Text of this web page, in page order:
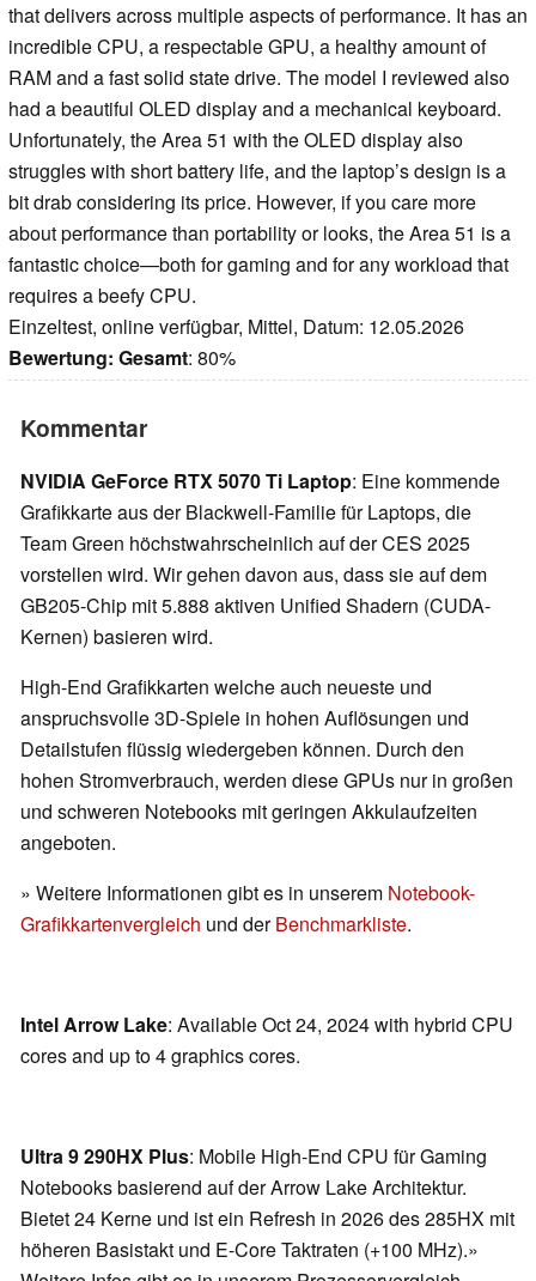
that delivers across multiple aspects of performance. It has an
incredible CPU, a respectable GPU, a healthy amount of
RAM and a fast solid state drive. The model I reviewed also
had a beautiful OLED display and a mechanical keyboard.
Unfortunately, the Area 51 with the OLED display also
struggles with short battery life, and the laptop’s design is a
bit drab considering its price. However, if you care more
about performance than portability or looks, the Area 51 is a
fantastic choice—both for gaming and for any workload that
requires a beefy CPU.
Einzeltest, online verfügbar, Mittel, Datum: 12.05.2026
Bewertung: Gesamt: 80%
Kommentar
NVIDIA GeForce RTX 5070 Ti Laptop: Eine kommende
Grafikkarte aus der Blackwell-Familie für Laptops, die
Team Green höchstwahrscheinlich auf der CES 2025
vorstellen wird. Wir gehen davon aus, dass sie auf dem
GB205-Chip mit 5.888 aktiven Unified Shadern (CUDA-
Kernen) basieren wird.
High-End Grafikkarten welche auch neueste und
anspruchsvolle 3D-Spiele in hohen Auflösungen und
Detailstufen flüssig wiedergeben können. Durch den
hohen Stromverbrauch, werden diese GPUs nur in großen
und schweren Notebooks mit geringen Akkulaufzeiten
angeboten.
» Weitere Informationen gibt es in unserem Notebook-
Grafikkartenvergleich und derBenchmarkliste.
Intel Arrow Lake: Available Oct 24, 2024 with hybrid CPU
cores and up to 4 graphics cores.
Ultra 9 290HX Plus: Mobile High-End CPU für Gaming
Notebooks basierend auf der Arrow Lake Architektur.
Bietet 24 Kerne und ist ein Refresh in 2026 des 285HX mit
höheren Basistakt und E-Core Taktraten (+100 MHz).»